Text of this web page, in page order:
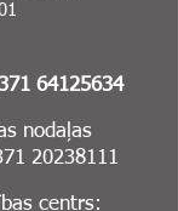
64125634
nodaļas
20238111
centrs: